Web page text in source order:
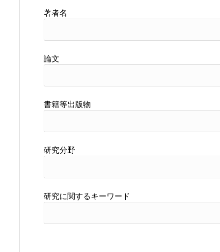
著者名
論文
書籍等出版物
研究分野
研究に関するキーワード